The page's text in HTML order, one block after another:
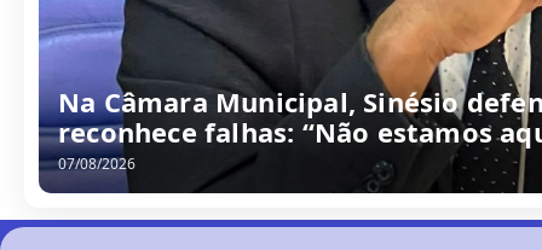
Na Câmara Municipal, Sinésio
reconhece falhas: “Não estamos
07/08/2026